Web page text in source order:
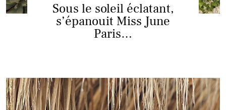
Sous le soleil éclatant,
s’épanouit Miss June
Paris…